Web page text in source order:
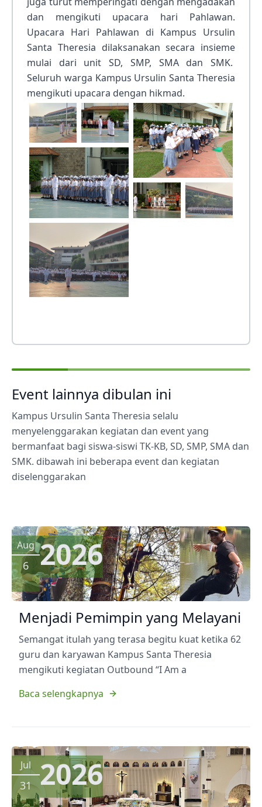
dan mengikuti upacara hari Pahlawan.
Upacara Hari Pahlawan di Kampus Ursulin
Santa Theresia dilaksanakan secara insieme
mulai dari unit SD, SMP, SMA dan SMK.
Seluruh warga Kampus Ursulin Santa Theresia
mengikuti upacara dengan hikmad.
Event lainnya dibulan ini
Kampus Ursulin Santa Theresia selalu
menyelenggarakan kegiatan dan event yang
bermanfaat bagi siswa-siswi TK-KB, SD, SMP, SMA dan
SMK. dibawah ini beberapa event dan kegiatan
diselenggarakan
Aug
6 2026
Menjadi Pemimpin yang Melayani
Semangat itulah yang terasa begitu kuat ketika 62
guru dan karyawan Kampus Santa Theresia
mengikuti kegiatan Outbound “I Am a
Baca selengkapnya
Jul
31 2026